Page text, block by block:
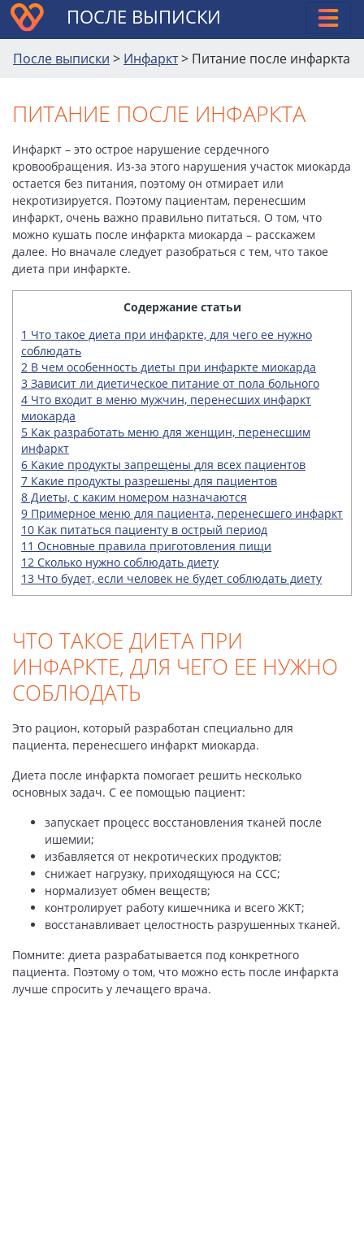
ПОСЛЕ ВЫПИСКИ
После выписки > Инфаркт> Питание после инфаркта
ПИТАНИЕ ПОСЛЕ ИНФАРКТА
Инфаркт – это острое нарушение сердечного
кровообращения. Из-за этого нарушения участок миокарда
остается без питания, поэтому он отмирает или
некротизируется. Поэтому пациентам, перенесшим
инфаркт, очень важно правильно питаться. О том, что
можно кушать после инфаркта миокарда – расскажем
далее. Но вначале следует разобраться с тем, что такое
диета при инфаркте.
Содержание статьи
1 Что такое диета при инфаркте, для чего ее нужно
соблюдать
2 В чем особенность диеты при инфаркте миокарда
3 Зависит ли диетическое питание от пола больного
4 Что входит в меню мужчин, перенесших инфаркт
миокарда
5 Как разработать меню для женщин, перенесшим
инфаркт
6 Какие продукты запрещены для всех пациентов
7 Какие продукты разрешены для пациентов
8 Диеты, с каким номером назначаются
9 Примерное меню для пациента, перенесшего инфаркт
10 Как питаться пациенту в острый период
11 Основные правила приготовления пищи
12 Сколько нужно соблюдать диету
13 Что будет, если человек не будет соблюдать диету
ЧТО ТАКОЕ ДИЕТА ПРИ
ИНФАРКТЕ, ДЛЯ ЧЕГО ЕЕ НУЖНО
СОБЛЮДАТЬ
Это рацион, который разработан специально для
пациента, перенесшего инфаркт миокарда.
Диета после инфаркта помогает решить несколько
основных задач. С ее помощью пациент:
запускает процесс восстановления тканей после
ишемии;
избавляется от некротических продуктов;
снижает нагрузку, приходящуюся на ССС;
нормализует обмен веществ;
контролирует работу кишечника и всего ЖКТ;
восстанавливает целостность разрушенных тканей.
Помните: диета разрабатывается под конкретного
пациента. Поэтому о том, что можно есть после инфаркта
лучше спросить у лечащего врача.